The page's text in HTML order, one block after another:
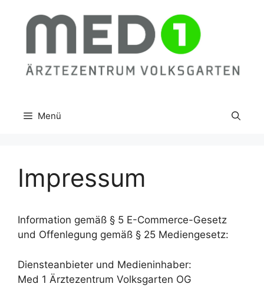
Menü
Impressum
Information gemäß § 5 E-Commerce-Gesetz
und Offenlegung gemäß § 25 Mediengesetz:
Diensteanbieter und Medieninhaber:
Med 1 Ärztezentrum Volksgarten OG